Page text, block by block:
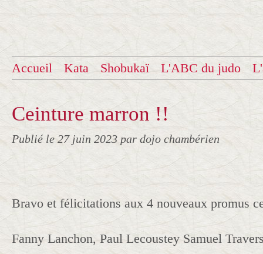
Accueil Kata Shobukaï L'ABC du judo
Ceinture marron !!
Publié le 27 juin 2023 par dojo chambérien
Bravo et félicitations aux 4 nouveaux promus
Fanny Lanchon, Paul Lecoustey Samuel